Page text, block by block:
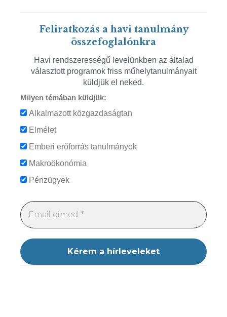
Feliratkozás a havi tanulmány
összefoglalónkra
Havi rendszerességű levelünkben az általad
választott programok friss műhelytanulmányait
küldjük el neked.
Milyen témában küldjük:
Alkalmazott közgazdaságtan
Elmélet
Emberi erőforrás tanulmányok
Makroökonómia
Pénzügyek